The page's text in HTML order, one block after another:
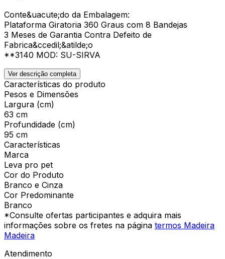
Conte&uacute;do da Embalagem:
Plataforma Giratoria 360 Graus com 8 Bandejas
3 Meses de Garantia Contra Defeito de
Fabrica&ccedil;&atilde;o
**3140 MOD: SU-SIRVA
Ver descrição completa
Características do produto
Pesos e Dimensões
Largura (cm)
63 cm
Profundidade (cm)
95 cm
Características
Marca
Leva pro pet
Cor do Produto
Branco e Cinza
Cor Predominante
Branco
*Consulte ofertas participantes e adquira mais
informações sobre os fretes na página termos Madeira
Madeira
Atendimento